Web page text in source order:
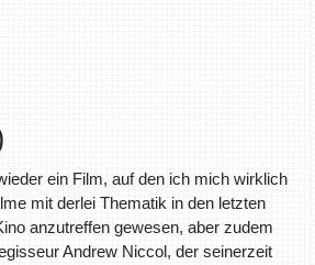
ein Film, auf den ich mich wirklich
mit derlei Thematik in den letzten
anzutreffen gewesen, aber zudem
Andrew Niccol, der seinerzeit